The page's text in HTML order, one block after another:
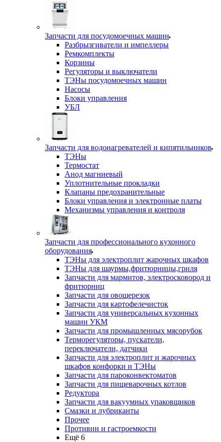
Запчасти для посудомоечных машин
Разбрызгиватели и импеллеры
Ремкомплекты
Корзины
Регуляторы и выключатели
ТЭНы посудомоечных машин
Насосы
Блоки управления
УБЛ
Запчасти для водонагревателей и кипятильников
ТЭНы
Термостат
Анод магниевый
Уплотнительные прокладки
Клапаны предохранительные
Блоки управления и электронные платы
Механизмы управления и контроля
Запчасти для профессионального кухонного
оборудования
ТЭНы для электроплит жарочных шкафов
ТЭНы для шаурмы,фритюрницы,гриля
Запчасти для мармитов, электросковород и
фритюрниц
Запчасти для овощерезок
Запчасти для картофелечисток
Запчасти для универсальных кухонных
машин УКМ
Запчасти для промышленных мясорубок
Терморегуляторы, пускатели,
переключатели, датчики
Запчасти для электроплит и жарочных
шкафов конфорки и ТЭНы
Запчасти для пароконвектоматов
Запчасти для пищеварочных котлов
Редуктора
Запчасти для вакуумных упаковщиков
Смазки и лубриканты
Прочее
Противни и гастроемкости
Ещё 6